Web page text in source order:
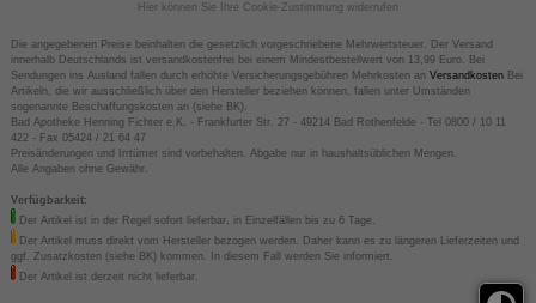
Hier können Sie Ihre Cookie-Zustimmung widerrufen
Die angegebenen Preise beinhalten die gesetzlich vorgeschriebene Mehrwertsteuer. Der Versand
innerhalb Deutschlands ist versandkostenfrei bei einem Mindestbestellwert von 13,99 Euro. Bei
Sendungen ins Ausland fallen durch erhöhte Versicherungsgebühren Mehrkosten an VersandkostenBei
Artikeln, die wir ausschließlich über den Hersteller beziehen können, fallen unter Umständen
sogenannte Beschaffungskosten an (siehe BK).
Bad Apotheke Henning Fichter e.K. - Frankfurter Str. 27 - 49214 Bad Rothenfelde - Tel 0800 / 10 11
422 - Fax 05424 / 21 64 47
Preisänderungen und Irrtümer sind vorbehalten. Abgabe nur in haushaltsüblichen Mengen.
Alle Angaben ohne Gewähr.
Verfügbarkeit:
Der Artikel ist in der Regel sofort lieferbar, in Einzelfällen bis zu 6 Tage.
Der Artikel muss direkt vom Hersteller bezogen werden. Daher kann es zu längeren Lieferzeiten und
ggf. Zusatzkosten (siehe BK) kommen. In diesem Fall werden Sie informiert.
Der Artikel ist derzeit nicht lieferbar.